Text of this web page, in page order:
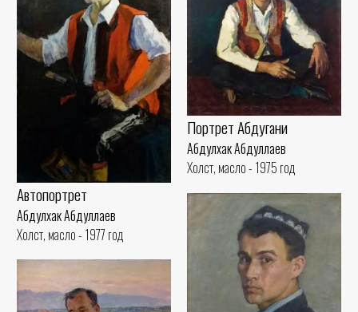
Автопортрет
Абдулхак Абдуллаев
Холст, масло - 1977 год
Портрет Абдугани
Абдулхак Абдуллаев
Холст, масло - 1975 год